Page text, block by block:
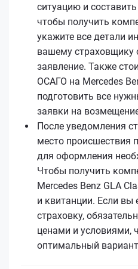
ситуацию и
чтобы получить
укажите все детали
вашему страховщику
заявление. Также
ОСАГО на Mercedes
подготовить все
заявки на
После уведомления
место происшествия
для оформления
Чтобы получить
Mercedes Benz GLA
и квитанции. Если
страховку,
ценами и условиями,
оптимальный